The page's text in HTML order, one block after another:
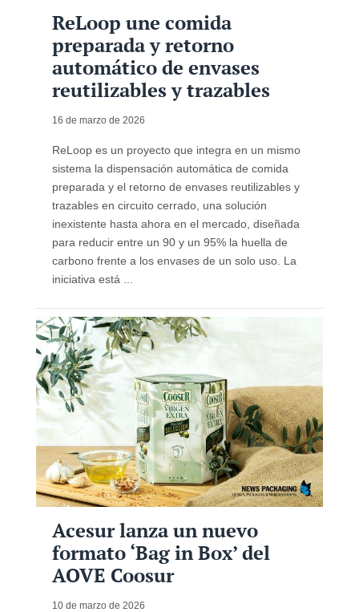
ReLoop une comida
preparada y retorno
automático de envases
reutilizables y trazables
16 de marzo de 2026
ReLoop es un proyecto que integra en un mismo
sistema la dispensación automática de comida
preparada y el retorno de envases reutilizables y
trazables en circuito cerrado, una solución
inexistente hasta ahora en el mercado, diseñada
para reducir entre un 90 y un 95% la huella de
carbono frente a los envases de un solo uso. La
iniciativa está ...
Acesur lanza un nuevo
formato ‘Bag in Box’ del
AOVE Coosur
10 de marzo de 2026